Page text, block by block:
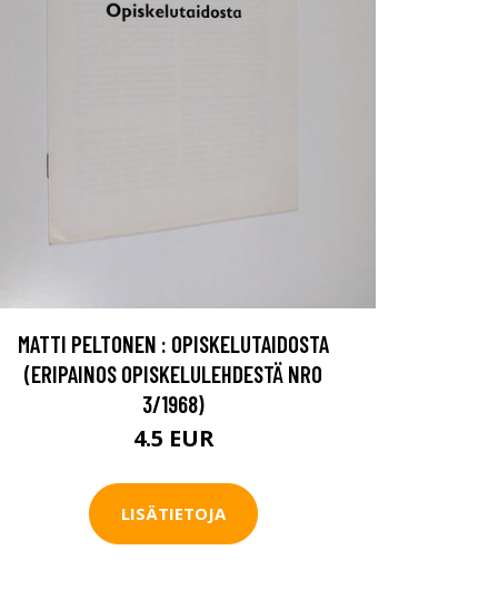
MATTI PELTONEN : OPISKELUTAIDOSTA
(ERIPAINOS OPISKELULEHDESTÄ NRO
3/1968)
4.5 EUR
LISÄTIETOJA